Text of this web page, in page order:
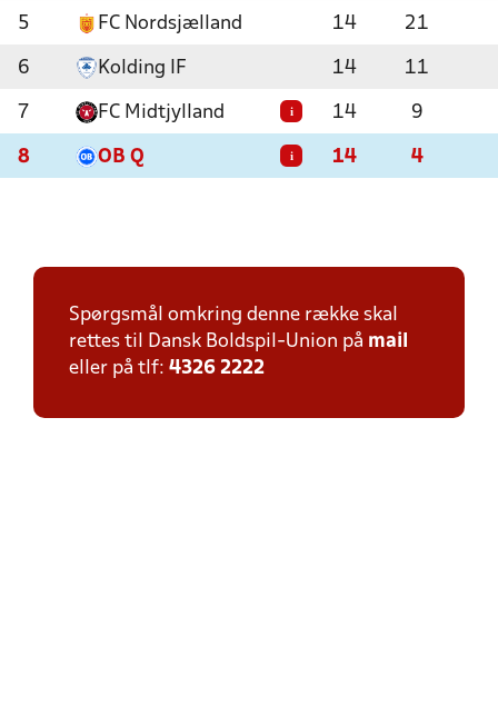
5 FC Nordsjælland 14 21
6 Kolding IF 14 11
7 FC Midtjylland i 14 9
8 OB Q i 14 4
Spørgsmål omkring denne række skal
rettes til Dansk Boldspil-Union på mail
eller på tlf: 4326 2222